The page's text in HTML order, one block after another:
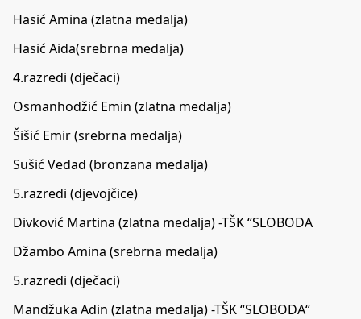
Hasić Amina (zlatna medalja)
Hasić Aida(srebrna medalja)
4.razredi (dječaci)
Osmanhodžić Emin (zlatna medalja)
Šišić Emir (srebrna medalja)
Sušić Vedad (bronzana medalja)
5.razredi (djevojčice)
Divković Martina (zlatna medalja) -TŠK “SLOBODA
Džambo Amina (srebrna medalja)
5.razredi (dječaci)
Mandžuka Adin (zlatna medalja) -TŠK “SLOBODA“